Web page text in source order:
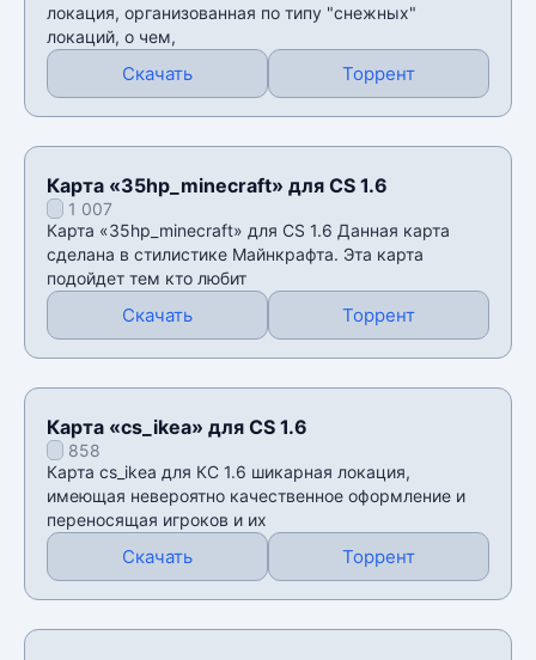
локация, организованная по типу "снежных"
локаций, о чем,
Скачать Торрент
Карта «35hp_minecraft» для CS 1.6
1 007
Карта «35hp_minecraft» для CS 1.6 Данная карта
сделана в стилистике Майнкрафта. Эта карта
подойдет тем кто любит
Скачать Торрент
Карта «cs_ikea» для CS 1.6
858
Карта cs_ikea для КС 1.6 шикарная локация,
имеющая невероятно качественное оформление и
переносящая игроков и их
Скачать Торрент